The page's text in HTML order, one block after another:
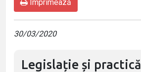
Imprimează
30/03/2020
Legislație și practică